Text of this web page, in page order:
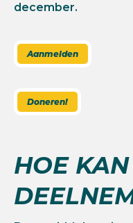
december.
Aanmelden
Doneren!
HOE